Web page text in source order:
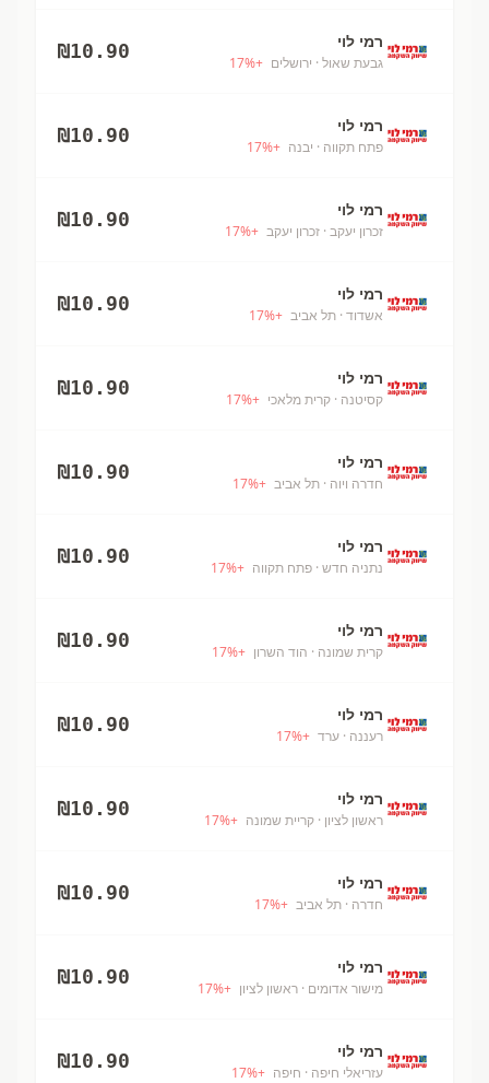
רמי לוי
גבעת שאול · ירושלים +
17%
₪10.90
רמי לוי
פתח תקווה · יבנה +
17%
₪10.90
רמי לוי
זכרון יעקב · זכרון יעקב +
17%
₪10.90
רמי לוי
אשדוד · תל אביב +
17%
₪10.90
רמי לוי
קסיטנה · קרית מלאכי +
17%
₪10.90
רמי לוי
חדרה ויוה · תל אביב +
17%
₪10.90
רמי לוי
נתניה חדש · פתח תקווה +
17%
₪10.90
רמי לוי
קרית שמונה · הוד השרון +
17%
₪10.90
רמי לוי
רעננה · ערד +
17%
₪10.90
רמי לוי
ראשון לציון · קריית שמונה +
17%
₪10.90
רמי לוי
חדרה · תל אביב +
17%
₪10.90
רמי לוי
מישור אדומים · ראשון לציון +
17%
₪10.90
רמי לוי
עזריאלי חיפה · חיפה +
17%
₪10.90